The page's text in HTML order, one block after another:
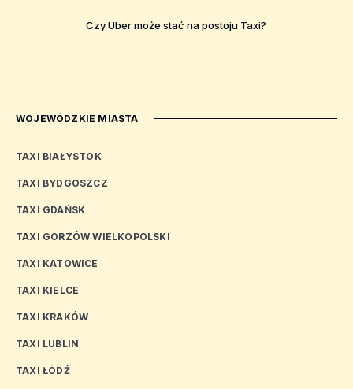
Czy Uber może stać na postoju Taxi?
WOJEWÓDZKIE MIASTA
TAXI BIAŁYSTOK
TAXI BYDGOSZCZ
TAXI GDAŃSK
TAXI GORZÓW WIELKOPOLSKI
TAXI KATOWICE
TAXI KIELCE
TAXI KRAKÓW
TAXI LUBLIN
TAXI ŁÓDŹ